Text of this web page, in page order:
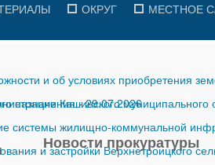
ОКРУГ МЕСТНОЕ
и об условиях приобретения
назначения-29.07.2026
Кашинского муниципального
системы жилищно-коммунальной
и застройки Верхнетроицкого
Новости прокуратуры